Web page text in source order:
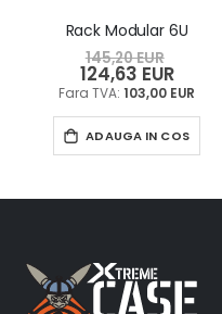
Rack Modular 6U
145,20 EUR
Pret
special
124,63 EUR
103,00 EUR
ADAUGA IN COS